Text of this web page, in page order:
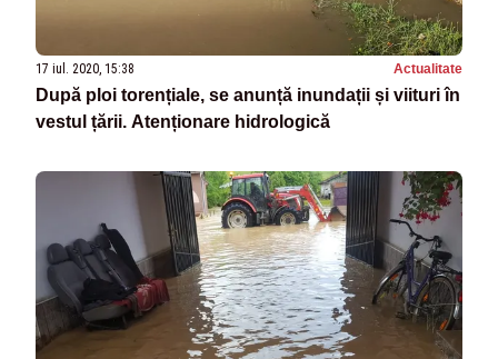
17 iul. 2020, 15:38 Actualitate
După ploi torențiale, se anunță inundații și viituri în
vestul țării. Atenționare hidrologică